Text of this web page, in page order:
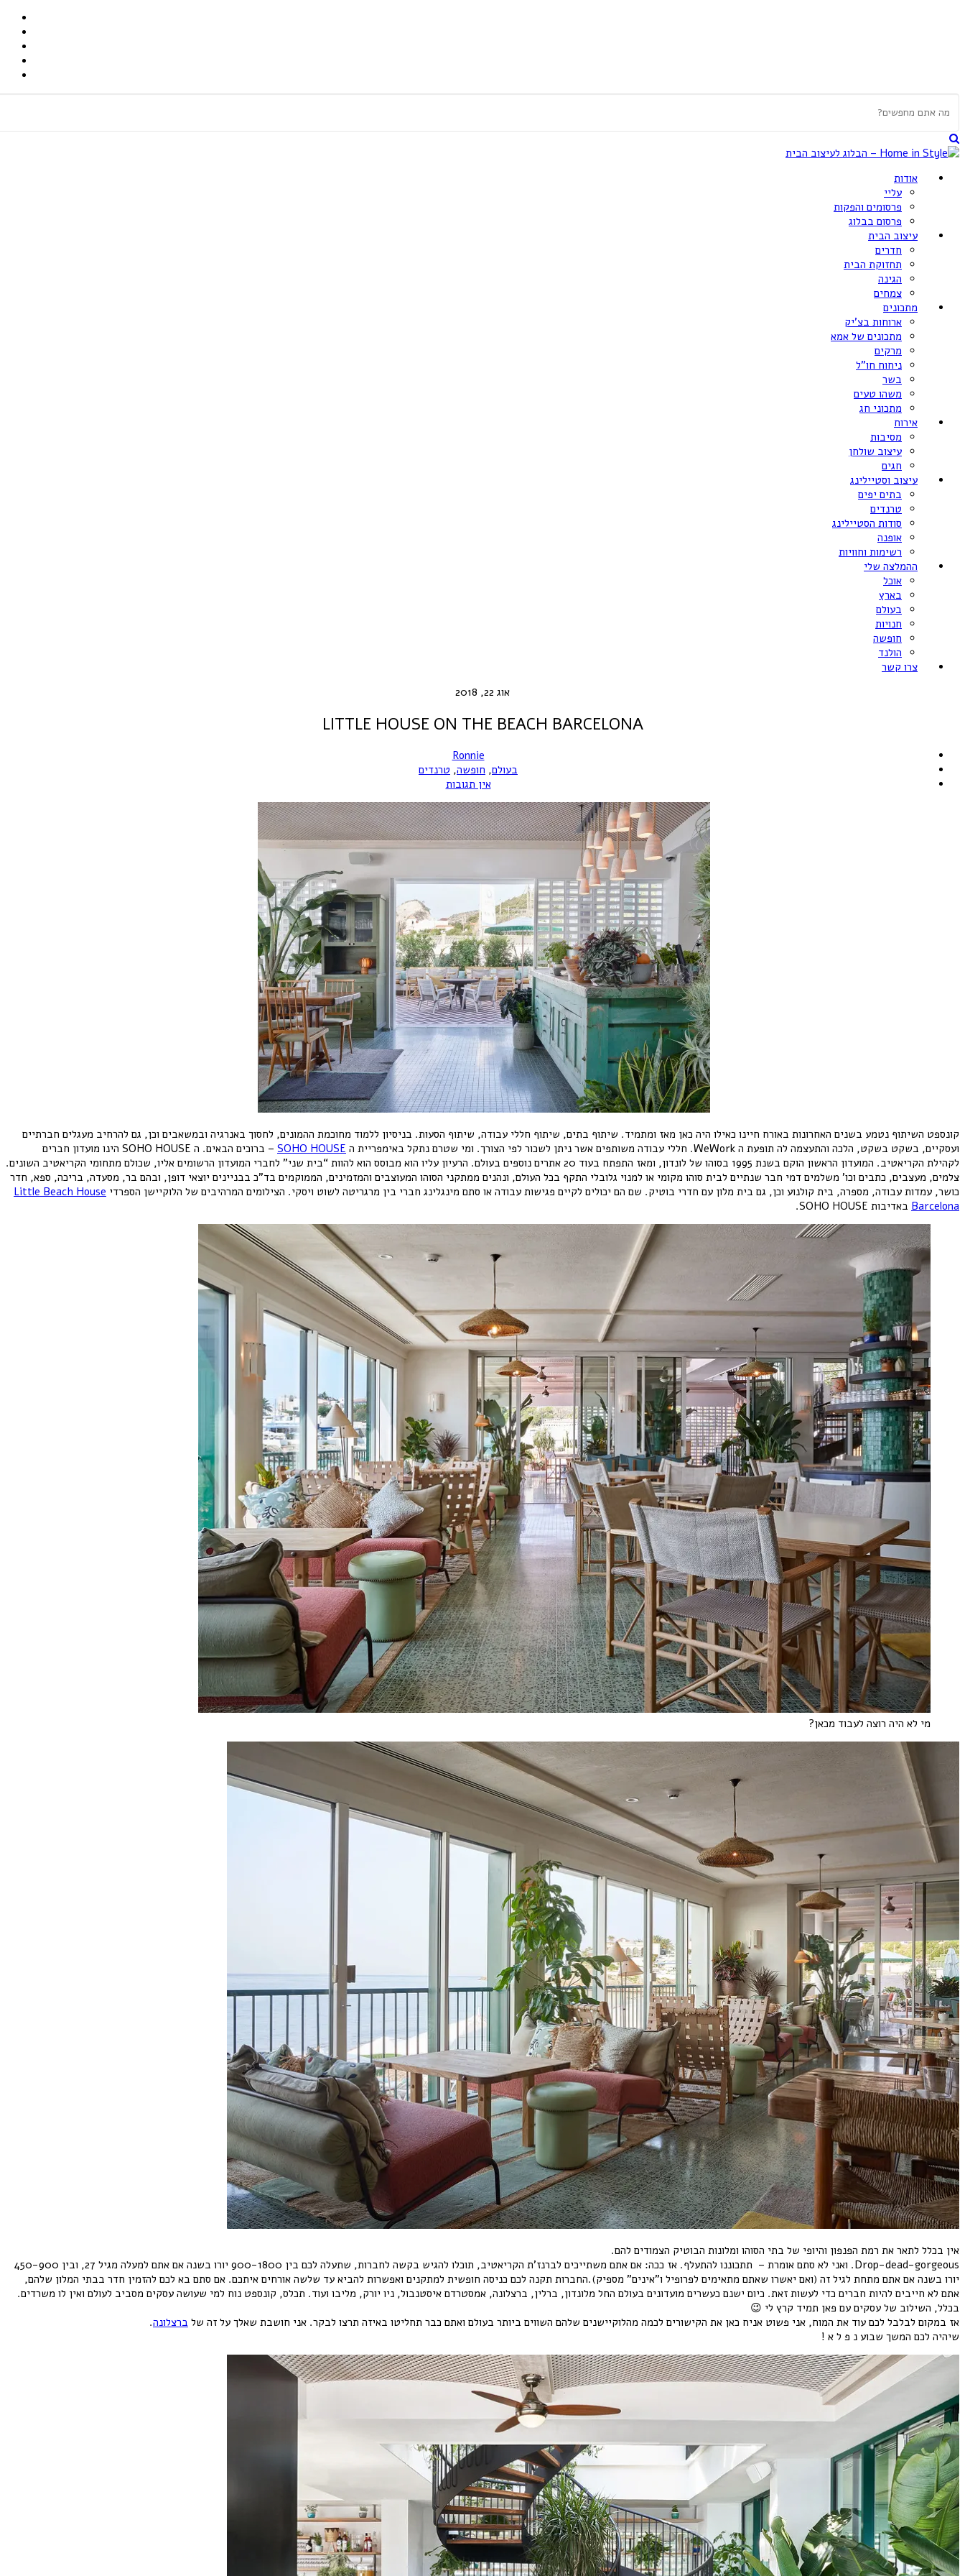
אודות
עליי
פרסומים והפקות
פרסום בבלוג
עיצוב הבית
חדרים
תחזוקת הבית
הגינה
צמחים
מתכונים
ארוחות בצ’יק
מתכונים של אמא
מרקים
ניחוח חו”ל
בשר
משהו טעים
מתכוני חג
אירוח
מסיבות
עיצוב שולחן
חגים
עיצוב וסטיילינג
בתים יפים
טרנדים
סודות הסטיילינג
אופנה
רשימות וחוויות
ההמלצה שלי
אוכל
בארץ
בעולם
חנויות
חופשה
הולנד
צרו קשר
אוג 22, 2018
LITTLE HOUSE ON THE BEACH BARCELONA
Ronnie
בעולם, חופשה, טרנדים
אין תגובות
קונספט השיתוף נטמע בשנים האחרונות באורח חיינו כאילו היה כאן מאז ומתמיד. שיתוף בתים, שיתוף חללי עבודה, שיתוף הסעות. בניסיון ללמוד מחוכמת ההמונים, לחסוך באנרגיה ובמשאבים וכן, גם להרחיב מעגלים חברתיים
ועסקיים, בשקט בשקט, הלכה והתעצמה לה תופעת ה WeWork. חללי עבודה משותפים אשר ניתן לשכור לפי הצורך. ומי שטרם נתקל באימפריית ה
SOHO HOUSE
– ברוכים הבאים. ה SOHO HOUSE הינו מועדון חברים
לקהילת הקריאטיב. המועדון הראשון הוקם בשנת 1995 בסוהו של לונדון, ומאז התפתח בעוד 20 אתרים נוספים בעולם. הרעיון עליו הוא מבוסס הוא להוות “בית שני” לחברי המועדון הרשומים אליו, שכולם מתחומי הקריאטיב השונים.
צלמים, מעצבים, כתבים וכו’ משלמים דמי חבר שנתיים לבית סוהו מקומי או למנוי גלובלי התקף בכל העולם, ונהנים ממתקני הסוהו המעוצבים והמזמינים, הממוקמים בד”כ בבניינים יוצאי דופן, ובהם בר, מסעדה, בריכה, ספא, חדר
כושר, עמדות עבודה, מספרה, בית קולנוע וכן, גם בית מלון עם חדרי בוטיק. שם הם יכולים לקיים פגישות עבודה או סתם מינגלינג חברי בין מרגריטה לשוט ויסקי. הצילומים המרהיבים של הלוקיישן הספרדי Little Beach House
Barcelona באדיבות SOHO HOUSE.
מי לא היה רוצה לעבוד מכאן?
אין בכלל לתאר את רמת הפנפון והיופי של בתי הסוהו ומלונות הבוטיק הצמודים להם.
Drop-dead-gorgeous. ואני לא סתם אומרת – תתכוננו להתעלף. אז ככה: אם אתם משתייכים לברנז’ת הקריאטיב, תוכלו להגיש בקשה לחברות, שתעלה לכם בין 900-1800 יורו בשנה אם אתם למעלה מגיל 27, ובין 450-900
יורו בשנה אם אתם מתחת לגיל זה (ואם יאשרו שאתם מתאימים לפרופיל ו”אינים” מספיק).החברות תקנה לכם כניסה חופשית למתקנים ואפשרות להביא עד שלשה אורחים איתכם. אם סתם בא לכם להזמין חדר בבתי המלון שלהם,
אתם לא חייבים להיות חברים כדי לעשות זאת. כיום ישנם כעשרים מועדונים בעולם החל מלונדון, ברלין, ברצלונה, אמסטרדם איסטנבול, ניו יורק, מליבו ועוד. תכלס, קונספט נוח למי שעושה עסקים מסביב לעולם ואין לו משרדים.
בכלל, השילוב של עסקים עם פאן תמיד קרץ לי 😉
אז במקום לבלבל לכם עוד את המוח, אני פשוט אניח כאן את הקישורים לכמה מהלוקיישנים שלהם השווים ביותר בעולם ואתם כבר תחליטו באיזה תרצו לבקר. אני חושבת שאלך על זה של ברצלונה.
שיהיה לכם המשך שבוע נ פ ל א !